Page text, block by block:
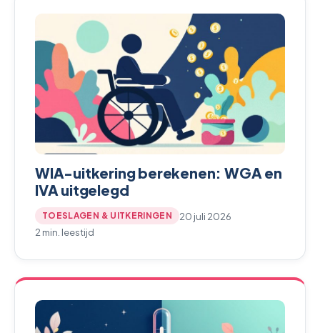
WIA-uitkering berekenen: WGA en
IVA uitgelegd
TOESLAGEN & UITKERINGEN
20 juli 2026
2 min. leestijd